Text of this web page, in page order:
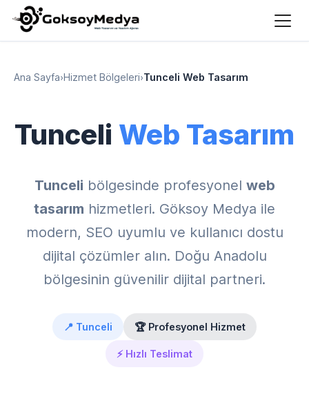
Ana Sayfa›Hizmet Bölgeleri›Tunceli Web Tasarım
Tunceli Web Tasarım
Tunceli bölgesinde profesyonel web
tasarım hizmetleri. Göksoy Medya ile
modern, SEO uyumlu ve kullanıcı dostu
dijital çözümler alın. Doğu Anadolu
bölgesinin güvenilir dijital partneri.
📍 Tunceli 🏆 Profesyonel Hizmet
⚡ Hızlı Teslimat